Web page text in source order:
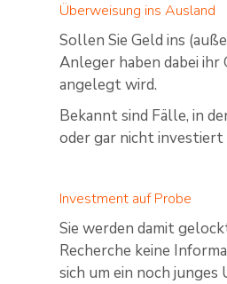
Überweisung ins Ausland
Sollen Sie Geld ins
Anleger haben dabei
angelegt wird.
Bekannt sind Fälle, in
oder gar nicht investiert
Investment auf Probe
Sie werden damit
Recherche keine
sich um ein noch